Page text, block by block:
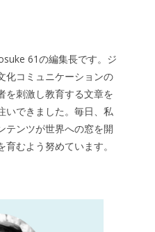
61の編集長です。ジ
化コミュニケーションの
を刺激し教育する文章を
いできました。毎日、私
テンツが世界への窓を開
育むよう努めています。